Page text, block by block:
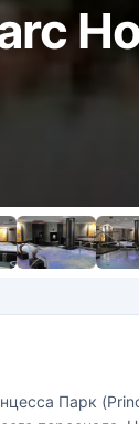
Парк